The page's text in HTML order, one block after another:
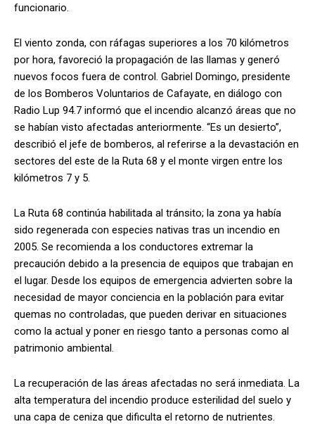
funcionario.
El viento zonda, con ráfagas superiores a los 70 kilómetros
por hora, favoreció la propagación de las llamas y generó
nuevos focos fuera de control. Gabriel Domingo, presidente
de los Bomberos Voluntarios de Cafayate, en diálogo con
Radio Lup 94.7 informó que el incendio alcanzó áreas que no
se habían visto afectadas anteriormente. “Es un desierto”,
describió el jefe de bomberos, al referirse a la devastación en
sectores del este de la Ruta 68 y el monte virgen entre los
kilómetros 7 y 5.
La Ruta 68 continúa habilitada al tránsito; la zona ya había
sido regenerada con especies nativas tras un incendio en
2005. Se recomienda a los conductores extremar la
precaución debido a la presencia de equipos que trabajan en
el lugar. Desde los equipos de emergencia advierten sobre la
necesidad de mayor conciencia en la población para evitar
quemas no controladas, que pueden derivar en situaciones
como la actual y poner en riesgo tanto a personas como al
patrimonio ambiental.
La recuperación de las áreas afectadas no será inmediata. La
alta temperatura del incendio produce esterilidad del suelo y
una capa de ceniza que dificulta el retorno de nutrientes.